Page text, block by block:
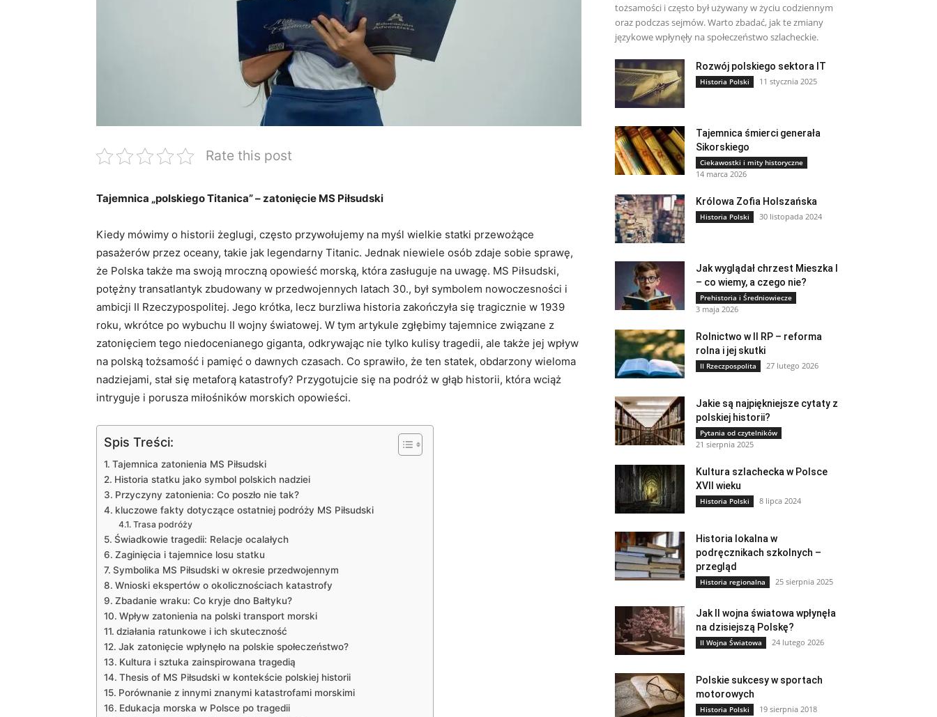
Rate this post
Tajemnica „polskiego Titanica” – zatonięcie MS Piłsudski
Kiedy mówimy o historii żeglugi, często przywołujemy na myśl wielkie statki przewożące
pasażerów przez oceany, takie jak legendarny Titanic. Jednak niewiele osób zdaje sobie sprawę,
że Polska także ma swoją mroczną opowieść morską, która zasługuje na uwagę. MS Piłsudski,
potężny transatlantyk zbudowany w przedwojennych latach 30., był symbolem nowoczesności i
ambicji II Rzeczypospolitej. Jego krótka, lecz burzliwa historia zakończyła się tragicznie w 1939
roku, wkrótce po wybuchu II wojny światowej. W tym artykule zgłębimy tajemnice związane z
zatonięciem tego niedocenianego giganta, odkrywając nie tylko kulisy tragedii, ale także jej wpływ
na polską tożsamość i pamięć o dawnych czasach. Co sprawiło, że ten statek, obdarzony wieloma
nadziejami, stał się metaforą katastrofy? Przygotujcie się na podróż w głąb historii, która wciąż
intryguje i porusza miłośników morskich opowieści.
Spis Treści:
Tajemnica zatonienia MS Piłsudski
Historia statku jako symbol polskich nadziei
Przyczyny zatonienia: Co poszło nie tak?
kluczowe fakty dotyczące ostatniej podróży MS Piłsudski
Trasa podróży
Świadkowie tragedii: Relacje ocalałych
Zaginięcia i tajemnice losu statku
Symbolika MS Piłsudski w okresie przedwojennym
Wnioski ekspertów o okolicznościach katastrofy
Zbadanie wraku: Co kryje dno Bałtyku?
Wpływ zatonienia na polski transport morski
działania ratunkowe i ich skuteczność
Jak zatonięcie wpłynęło na polskie społeczeństwo?
Kultura i sztuka zainspirowana tragedią
Thesis of MS Piłsudski w kontekście polskiej historii
Porównanie z innymi znanymi katastrofami morskimi
Edukacja morska w Polsce po tragedii
tożsamości i często był używany w życiu codziennym
oraz podczas sejmów. Warto zbadać, jak te zmiany
językowe wpłynęły na społeczeństwo szlacheckie.
Rozwój polskiego sektora IT
Historia Polski 11 stycznia 2025
Tajemnica śmierci generała
Sikorskiego
Ciekawostki i mity historyczne
14 marca 2026
Królowa Zofia Holszańska
Historia Polski 30 listopada 2024
Jak wyglądał chrzest Mieszka I
– co wiemy, a czego nie?
Prehistoria i Średniowiecze
3 maja 2026
Rolnictwo w II RP – reforma
rolna i jej skutki
II Rzeczpospolita 27 lutego 2026
Jakie są najpiękniejsze cytaty z
polskiej historii?
Pytania od czytelników
21 sierpnia 2025
Kultura szlachecka w Polsce
XVII wieku
Historia Polski 8 lipca 2024
Historia lokalna w
podręcznikach szkolnych –
przegląd
Historia regionalna 25 sierpnia 2025
Jak II wojna światowa wpłynęła
na dzisiejszą Polskę?
II Wojna Światowa 24 lutego 2026
Polskie sukcesy w sportach
motorowych
Historia Polski 19 sierpnia 2018